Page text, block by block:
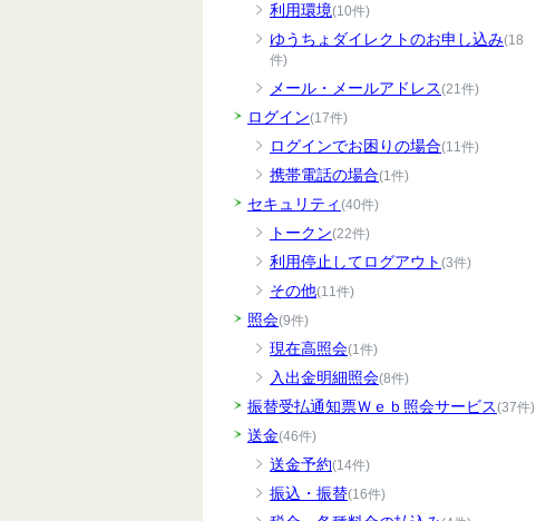
利用環境(10件)
ゆうちょダイレクトのお申し込み(18
件)
メール・メールアドレス(21件)
ログイン(17件)
ログインでお困りの場合(11件)
携帯電話の場合(1件)
セキュリティ (40件)
トークン(22件)
利用停止してログアウト (3件)
その他(11件)
照会(9件)
現在高照会(1件)
入出金明細照会(8件)
振替受払通知票Ｗｅｂ照会サービス(37件)
送金(46件)
送金予約(14件)
振込・振替(16件)